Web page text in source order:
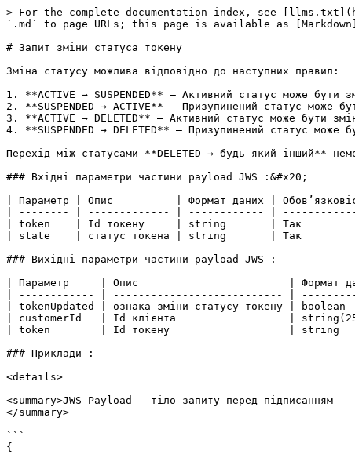
> For the complete documentation index, see
`.md` to page URLs; this page is available as
# Запит зміни статуса токену
Зміна статусу можлива відповідно до наступних правил:
1. **ACTIVE → SUSPENDED** – Активний статус може бути
2. **SUSPENDED → ACTIVE** – Призупинений статус може
3. **ACTIVE → DELETED** – Активний статус може бути
4. **SUSPENDED → DELETED** – Призупинений статус
Перехід між статусами **DELETED → будь-який інший**
### Вхідні параметри частини payload JWS :&#x20;
| Параметр | Опис          | Формат даних |
| -------- | ------------- | ------------ |
| token    | Id токену     | string       | Так            |
| state    | статус токена | string       | Так
### Вихідні параметри частини payload JWS :
| Параметр     | Опис                        | Формат
| ------------ | --------------------------- |
| tokenUpdated | ознака зміни статусу токену |
| customerId   | Id клієнта                  |
| token        | Id токену                   | string       |
### Приклади :
<details>
<summary>JWS Payload — тіло запиту перед підписанням
</summary>
```
{